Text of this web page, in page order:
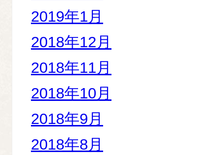
2019年1月
2018年12月
2018年11月
2018年10月
2018年9月
2018年8月